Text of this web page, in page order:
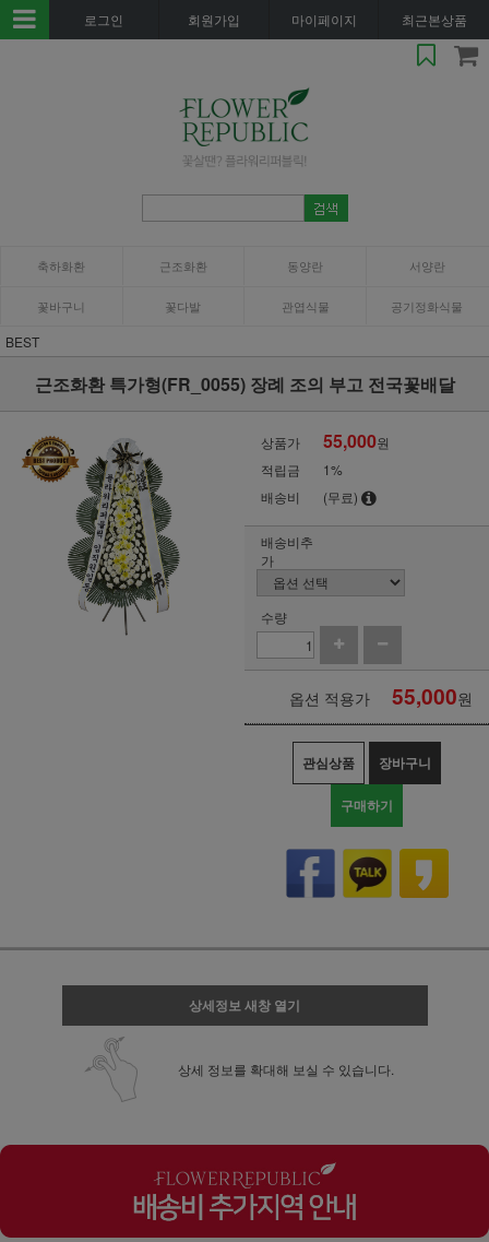
로그인 회원가입 마이페이지 최근본상품
축하화환 근조화환 동양란 서양란
꽃바구니 꽃다발 관엽식물 공기정화식물
BEST
근조화환 특가형(FR_0055) 장례 조의 부고 전국꽃배달
상품가 55,000원
적립금
1%
배송비
(무료)
배송비추
가
수량
옵션 적용가 55,000원
관심상품 장바구니
구매하기
상세정보 새창 열기
상세 정보를 확대해 보실 수 있습니다.